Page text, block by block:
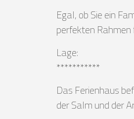
Egal, ob Sie ein
perfekten Rahmen
Lage:
***********
Das Ferienhaus
der Salm und der